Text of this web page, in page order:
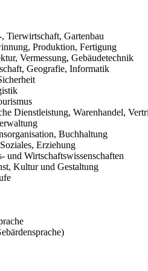
Tierwirtschaft, Gartenbau
Produktion, Fertigung
Vermessung, Gebäudetechnik
Geografie, Informatik
Dienstleistung, Warenhandel,
Buchhaltung
Erziehung
und Wirtschaftswissenschaften
Kultur und Gestaltung